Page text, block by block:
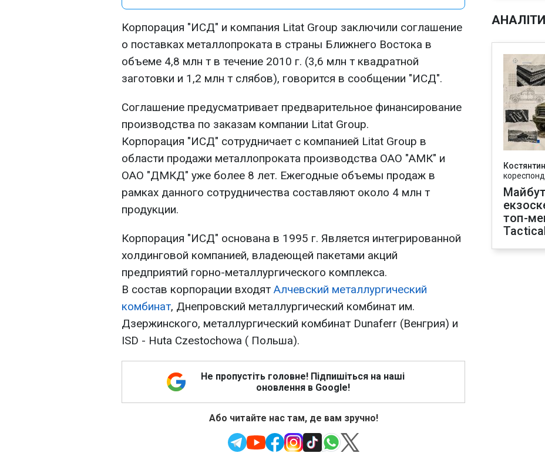
Корпорация "ИСД" и компания Litat Group заключили соглашение
о поставках металлопроката в страны Ближнего Востока в
объеме 4,8 млн т в течение 2010 г. (3,6 млн т квадратной
заготовки и 1,2 млн т слябов), говорится в сообщении "ИСД".
Соглашение предусматривает предварительное финансирование
производства по заказам компании Litat Group.
Корпорация "ИСД" сотрудничает с компанией Litat Group в
области продажи металлопроката производства ОАО "АМК" и
ОАО "ДМКД" уже более 8 лет. Ежегодные объемы продаж в
рамках данного сотрудничества составляют около 4 млн т
продукции.
Корпорация "ИСД" основана в 1995 г. Является интегрированной
холдинговой компанией, владеющей пакетами акций
предприятий горно-металлургического комплекса.
В состав корпорации входят Алчевский металлургический
комбинат, Днепровский металлургический комбинат им.
Дзержинского, металлургический комбинат Dunaferr (Венгрия) и
ISD - Huta Czestochowa ( Польша).
Не пропустіть головне! Підпишіться на наші
оновлення в Google!
Або читайте нас там, де вам зручно!
топ-